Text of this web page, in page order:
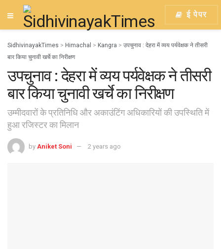
ई पेपर
SidhivinayakTimes > Himachal > Kangra > उपचुनाव : देहरा में व्यय पर्यवेक्षक ने तीसरी
बार किया चुनावी खर्चे का निरीक्षण
उपचुनाव : देहरा में व्यय पर्यवेक्षक ने तीसरी
बार किया चुनावी खर्चे का निरीक्षण
उम्मीदवारों के प्रतिनिधि और अकाउंटिंग अधिकारियों की उपस्थिति में
हुआ रजिस्टर का मिलान
by Aniket Soni 2 years ago